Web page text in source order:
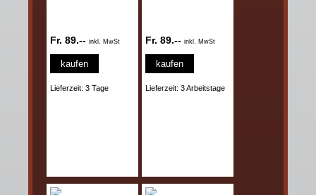
Fr. 89.-- inkl. MwSt
kaufen
Lieferzeit: 3 Tage
Fr. 89.-- inkl. MwSt
kaufen
Lieferzeit: 3 Arbeitstage